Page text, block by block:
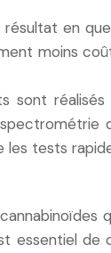
en
moins
sont réalisés
tests
essentiel